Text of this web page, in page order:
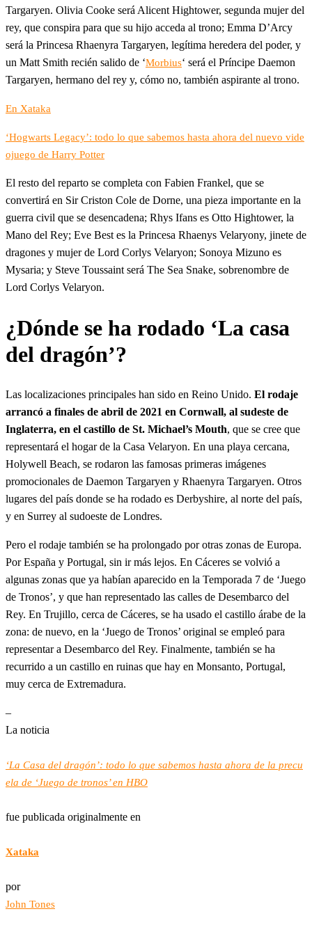
Targaryen. Olivia Cooke será Alicent Hightower, segunda mujer del
rey, que conspira para que su hijo acceda al trono; Emma D’Arcy
será la Princesa Rhaenyra Targaryen, legítima heredera del poder, y
un Matt Smith recién salido de ‘Morbius‘ será el Príncipe Daemon
Targaryen, hermano del rey y, cómo no, también aspirante al trono.
En Xataka
‘Hogwarts Legacy’: todo lo que sabemos hasta ahora del nuevo vide
ojuego de Harry Potter
El resto del reparto se completa con Fabien Frankel, que se
convertirá en Sir Criston Cole de Dorne, una pieza importante en la
guerra civil que se desencadena; Rhys Ifans es Otto Hightower, la
Mano del Rey; Eve Best es la Princesa Rhaenys Velaryony, jinete de
dragones y mujer de Lord Corlys Velaryon; Sonoya Mizuno es
Mysaria; y Steve Toussaint será The Sea Snake, sobrenombre de
Lord Corlys Velaryon.
¿Dónde se ha rodado ‘La casa
del dragón’?
Las localizaciones principales han sido en Reino Unido. El rodaje
arrancó a finales de abril de 2021 en Cornwall, al sudeste de
Inglaterra, en el castillo de St. Michael’s Mouth, que se cree que
representará el hogar de la Casa Velaryon. En una playa cercana,
Holywell Beach, se rodaron las famosas primeras imágenes
promocionales de Daemon Targaryen y Rhaenyra Targaryen. Otros
lugares del país donde se ha rodado es Derbyshire, al norte del país,
y en Surrey al sudoeste de Londres.
Pero el rodaje también se ha prolongado por otras zonas de Europa.
Por España y Portugal, sin ir más lejos. En Cáceres se volvió a
algunas zonas que ya habían aparecido en la Temporada 7 de ‘Juego
de Tronos’, y que han representado las calles de Desembarco del
Rey. En Trujillo, cerca de Cáceres, se ha usado el castillo árabe de la
zona: de nuevo, en la ‘Juego de Tronos’ original se empleó para
representar a Desembarco del Rey. Finalmente, también se ha
recurrido a un castillo en ruinas que hay en Monsanto, Portugal,
muy cerca de Extremadura.
–
La noticia
‘La Casa del dragón’: todo lo que sabemos hasta ahora de la precu
ela de ‘Juego de tronos’ en HBO
fue publicada originalmente en
Xataka
por
John Tones